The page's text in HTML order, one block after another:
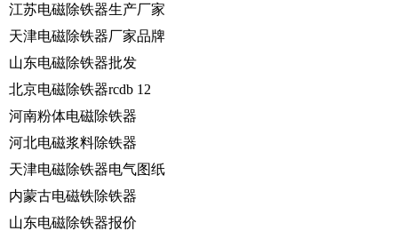
江苏电磁除铁器生产厂家
天津电磁除铁器厂家品牌
山东电磁除铁器批发
北京电磁除铁器rcdb 12
河南粉体电磁除铁器
河北电磁浆料除铁器
天津电磁除铁器电气图纸
内蒙古电磁铁除铁器
山东电磁除铁器报价